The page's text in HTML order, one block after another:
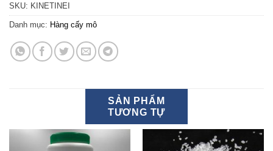
SKU: KINETINEI
Danh mục: Hàng cấy mô
SẢN PHẨM
TƯƠNG TỰ